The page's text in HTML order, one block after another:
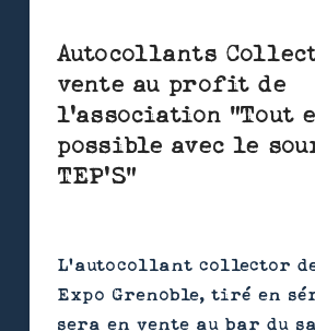
Autocollants
vente au profit de
l'association "Tout
possible avec le
TEP'S"
L’autocollant collector
Expo Grenoble, tiré en
sera en vente au bar du